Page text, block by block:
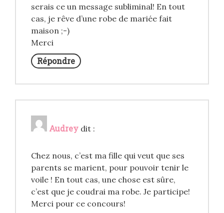
serais ce un message subliminal! En tout
cas, je rêve d’une robe de mariée fait
maison ;-)
Merci
Répondre
Audrey dit :
Chez nous, c’est ma fille qui veut que ses
parents se marient, pour pouvoir tenir le
voile ! En tout cas, une chose est sûre,
c’est que je coudrai ma robe. Je participe!
Merci pour ce concours!